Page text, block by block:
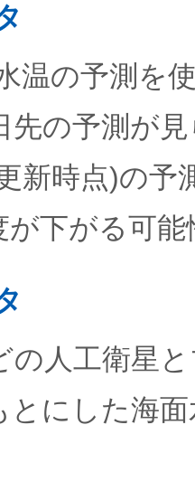
温の予測を
先の予測が
新時点)の予
が下がる可
の人工衛星
とにした海